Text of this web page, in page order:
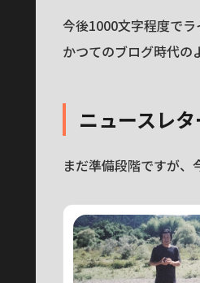
今後1000文字程度でラ
かつてのブログ時代の
ニュースレタ
まだ準備段階ですが、